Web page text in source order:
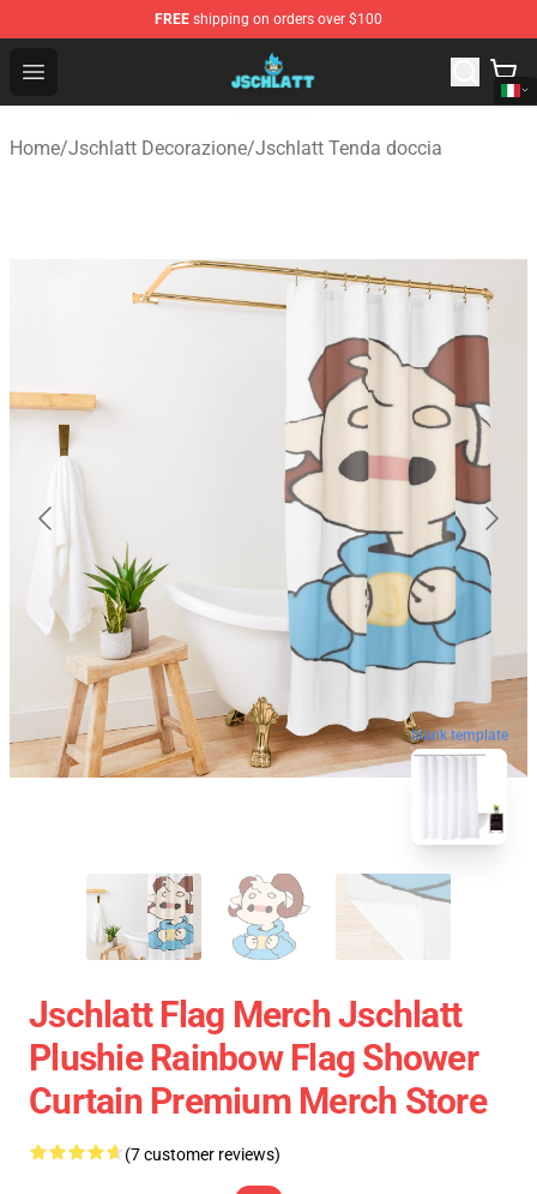
FREE shipping on orders over $100
Open menu
Jschlatt Store - Official Jschlatt Merchandise Shop
Home/Jschlatt Decorazione/Jschlatt Tenda doccia
blank template
Jschlatt Flag Merch Jschlatt
Plushie Rainbow Flag Shower
Curtain Premium Merch Store
(7 customer reviews)